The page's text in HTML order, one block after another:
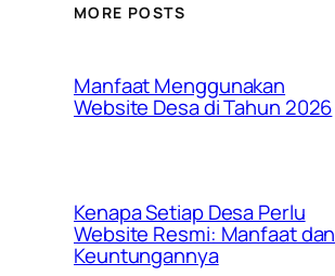
MORE POSTS
Manfaat Menggunakan
Website Desa di Tahun 2026
Kenapa Setiap Desa Perlu
Website Resmi: Manfaat dan
Keuntungannya